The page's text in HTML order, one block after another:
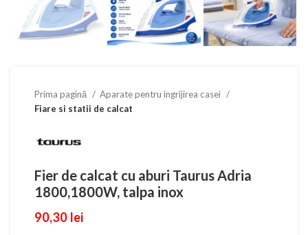
Prima pagină
Aparate pentru ingrijirea casei
Fiare si statii de calcat
Fier de calcat cu aburi Taurus Adria
1800,1800W, talpa inox
90,30 lei